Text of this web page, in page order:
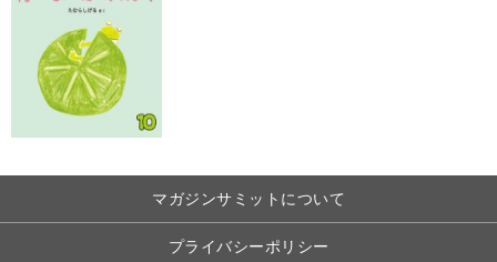
マガジンサミットについて
プライバシーポリシー